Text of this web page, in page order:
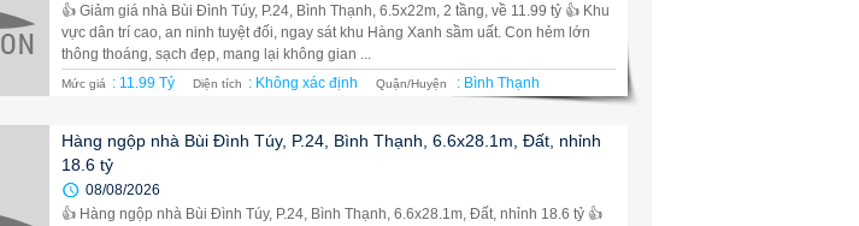
👍 Giảm giá nhà Bùi Đình Túy, P.24, Bình Thạnh, 6.5x22m, 2 tầng, về 11.99 tỷ 👍 Khu
vực dân trí cao, an ninh tuyệt đối, ngay sát khu Hàng Xanh sầm uất. Con hẻm lớn
thông thoáng, sạch đẹp, mang lại không gian ...
Mức giá : 11.99 Tỷ Diện tích : Không xác định Quận/Huyện : Bình Thạnh
Hàng ngộp nhà Bùi Đình Túy, P.24, Bình Thạnh, 6.6x28.1m, Đất, nhỉnh
18.6 tỷ
08/08/2026
👍 Hàng ngộp nhà Bùi Đình Túy, P.24, Bình Thạnh, 6.6x28.1m, Đất, nhỉnh 18.6 tỷ 👍